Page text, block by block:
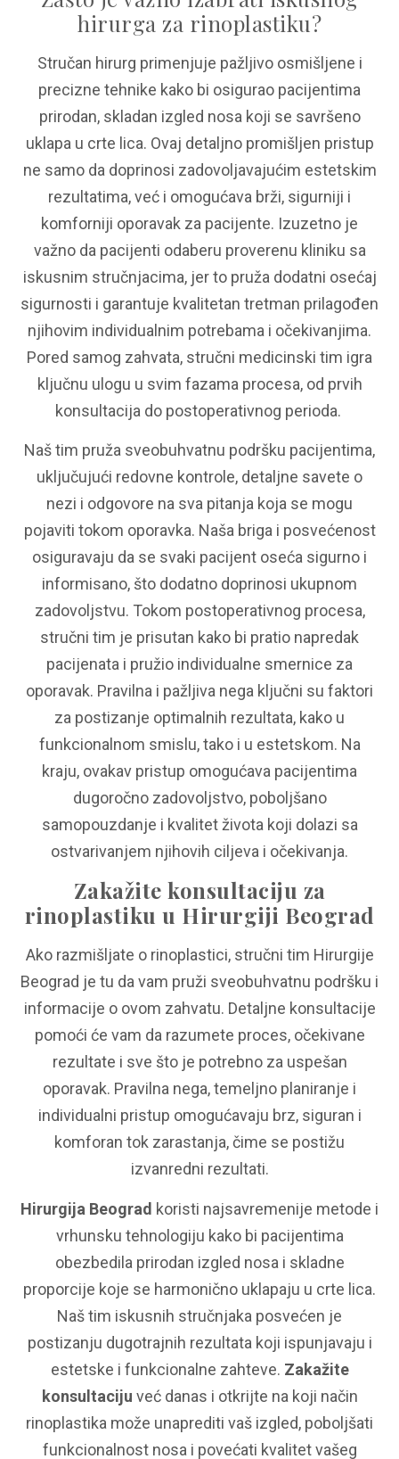
hirurga za rinoplastiku?
Stručan hirurg primenjuje pažljivo osmišljene i
precizne tehnike kako bi osigurao pacijentima
prirodan, skladan izgled nosa koji se savršeno
uklapa u crte lica. Ovaj detaljno promišljen pristup
ne samo da doprinosi zadovoljavajućim estetskim
rezultatima, već i omogućava brži, sigurniji i
komforniji oporavak za pacijente. Izuzetno je
važno da pacijenti odaberu proverenu kliniku sa
iskusnim stručnjacima, jer to pruža dodatni osećaj
sigurnosti i garantuje kvalitetan tretman prilagođen
njihovim individualnim potrebama i očekivanjima.
Pored samog zahvata, stručni medicinski tim igra
ključnu ulogu u svim fazama procesa, od prvih
konsultacija do postoperativnog perioda.
Naš tim pruža sveobuhvatnu podršku pacijentima,
uključujući redovne kontrole, detaljne savete o
nezi i odgovore na sva pitanja koja se mogu
pojaviti tokom oporavka. Naša briga i posvećenost
osiguravaju da se svaki pacijent oseća sigurno i
informisano, što dodatno doprinosi ukupnom
zadovoljstvu. Tokom postoperativnog procesa,
stručni tim je prisutan kako bi pratio napredak
pacijenata i pružio individualne smernice za
oporavak. Pravilna i pažljiva nega ključni su faktori
za postizanje optimalnih rezultata, kako u
funkcionalnom smislu, tako i u estetskom. Na
kraju, ovakav pristup omogućava pacijentima
dugoročno zadovoljstvo, poboljšano
samopouzdanje i kvalitet života koji dolazi sa
ostvarivanjem njihovih ciljeva i očekivanja.
Zakažite konsultaciju za
rinoplastiku u Hirurgiji Beograd
Ako razmišljate o rinoplastici, stručni tim Hirurgije
Beograd je tu da vam pruži sveobuhvatnu podršku i
informacije o ovom zahvatu. Detaljne konsultacije
pomoći će vam da razumete proces, očekivane
rezultate i sve što je potrebno za uspešan
oporavak. Pravilna nega, temeljno planiranje i
individualni pristup omogućavaju brz, siguran i
komforan tok zarastanja, čime se postižu
izvanredni rezultati.
Hirurgija Beograd koristi najsavremenije metode i
vrhunsku tehnologiju kako bi pacijentima
obezbedila prirodan izgled nosa i skladne
proporcije koje se harmonično uklapaju u crte lica.
Naš tim iskusnih stručnjaka posvećen je
postizanju dugotrajnih rezultata koji ispunjavaju i
estetske i funkcionalne zahteve. Zakažite
konsultaciju već danas i otkrijte na koji način
rinoplastika može unaprediti vaš izgled, poboljšati
funkcionalnost nosa i povećati kvalitet vašeg